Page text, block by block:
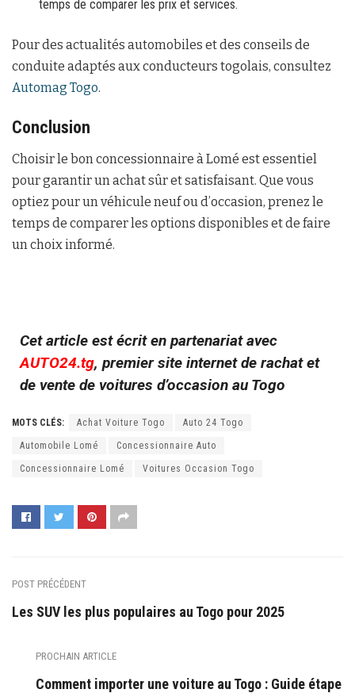
temps de comparer les prix et services.
Pour des actualités automobiles et des conseils de
conduite adaptés aux conducteurs togolais, consultez
Automag Togo.
Conclusion
Choisir le bon concessionnaire à Lomé est essentiel
pour garantir un achat sûr et satisfaisant. Que vous
optiez pour un véhicule neuf ou d’occasion, prenez le
temps de comparer les options disponibles et de faire
un choix informé.
Cet article est écrit en partenariat avec
AUTO24.tg, premier site internet de rachat et
de vente de voitures d’occasion au Togo
MOTS CLÉS: Achat Voiture Togo Auto 24 Togo
Automobile Lomé Concessionnaire Auto
Concessionnaire Lomé Voitures Occasion Togo
POST PRÉCÉDENT
Les SUV les plus populaires au Togo pour 2025
PROCHAIN ARTICLE
Comment importer une voiture au Togo : Guide étape